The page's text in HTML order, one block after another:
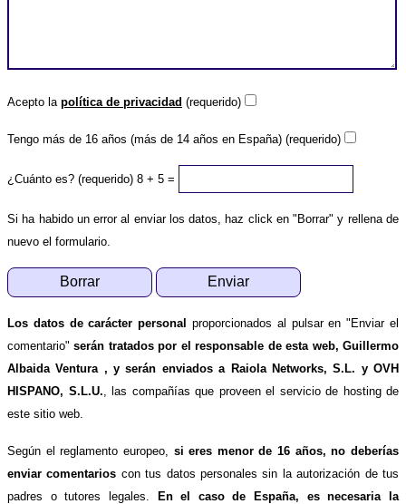
Acepto la política de privacidad (requerido)
Tengo más de 16 años (más de 14 años en España) (requerido)
¿Cuánto es? (requerido) 8 + 5 =
Si ha habido un error al enviar los datos, haz click en "Borrar" y rellena de
nuevo el formulario.
Los datos de carácter personal
proporcionados al pulsar en "Enviar el
comentario"serán tratados por el responsable de esta web, Guillermo
Albaida Ventura , y serán enviados a Raiola Networks, S.L. y OVH
HISPANO, S.L.U. , las compañías que proveen el servicio de hosting de
este sitio web.
Según el reglamento europeo, si eres menor de 16 años, no deberías
enviar comentarios con tus datos personales sin la autorización de tus
padres o tutores legales.
En el caso de España, es necesaria la